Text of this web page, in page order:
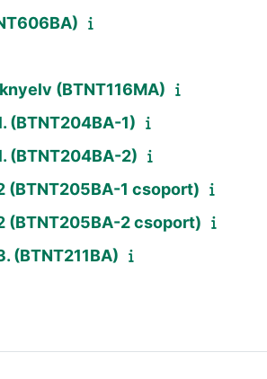
(BTNT116MA)
(BTNT204BA-1)
(BTNT204BA-2)
(BTNT205BA-1 csoport)
(BTNT205BA-2 csoport)
(BTNT211BA)